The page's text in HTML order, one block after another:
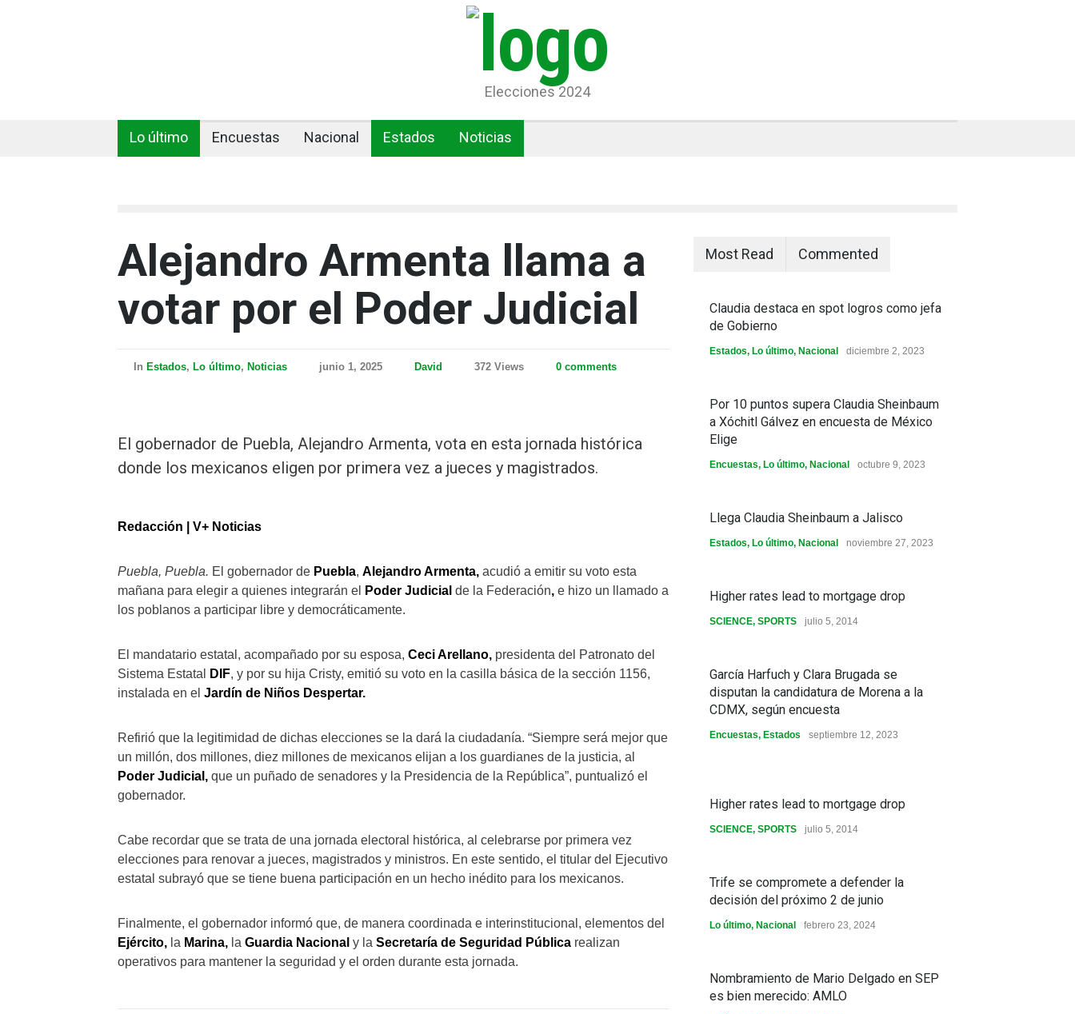
Elecciones 2024
Lo último Encuestas Nacional Estados Noticias
Alejandro Armenta llama a
votar por el Poder Judicial
In Estados, Lo último, Noticias junio 1, 2025 David 372 Views 0 comments
El gobernador de Puebla, Alejandro Armenta, vota en esta jornada histórica
donde los mexicanos eligen por primera vez a jueces y magistrados.
Redacción | V+ Noticias
Puebla, Puebla. El gobernador de Puebla, Alejandro Armenta, acudió a emitir su voto esta
mañana para elegir a quienes integrarán el
Poder Judicial de la Federación, e hizo un llamado a
los poblanos a participar libre y democráticamente.
El mandatario estatal, acompañado por su esposa, Ceci Arellano, presidenta del Patronato del
Sistema Estatal
DIF, y por su hija Cristy, emitió su voto en la casilla básica de la sección 1156,
instalada en el Jardín de Niños Despertar.
Refirió que la legitimidad de dichas elecciones se la dará la ciudadanía. “Siempre será mejor que
un millón, dos millones, diez millones de mexicanos elijan a los guardianes de la justicia, al
Poder Judicial, que un puñado de senadores y la Presidencia de la República”, puntualizó el
gobernador.
Cabe recordar que se trata de una jornada electoral histórica, al celebrarse por primera vez
elecciones para renovar a jueces, magistrados y ministros. En este sentido, el titular del Ejecutivo
estatal subrayó que se tiene buena participación en un hecho inédito para los mexicanos.
Finalmente, el gobernador informó que, de manera coordinada e interinstitucional, elementos del
Ejército, la Marina, la Guardia Nacional y la Secretaría de Seguridad Pública realizan
operativos para mantener la seguridad y el orden durante esta jornada.
Most Read Commented
Claudia destaca en spot logros como jefa
de Gobierno
Estados, Lo último, Nacional diciembre 2, 2023
Por 10 puntos supera Claudia Sheinbaum
a Xóchitl Gálvez en encuesta de México
Elige
Encuestas, Lo último, Nacional octubre 9, 2023
Llega Claudia Sheinbaum a Jalisco
Estados, Lo último, Nacional noviembre 27, 2023
Higher rates lead to mortgage drop
SCIENCE, SPORTS julio 5, 2014
García Harfuch y Clara Brugada se
disputan la candidatura de Morena a la
CDMX, según encuesta
Encuestas, Estados septiembre 12, 2023
Higher rates lead to mortgage drop
SCIENCE, SPORTS julio 5, 2014
Trife se compromete a defender la
decisión del próximo 2 de junio
Lo último, Nacional febrero 23, 2024
Nombramiento de Mario Delgado en SEP
es bien merecido: AMLO